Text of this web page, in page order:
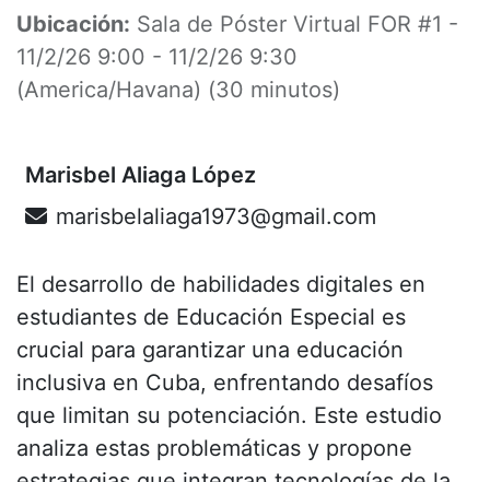
Ubicación: Sala de Póster Virtual FOR #1 -
11/2/26 9:00 - 11/2/26 9:30
(America/Havana) (30 minutos)
Marisbel Aliaga López
marisbelaliaga1973@gmail.com
El desarrollo de habilidades digitales en
estudiantes de Educación Especial es
crucial para garantizar una educación
inclusiva en Cuba, enfrentando desafíos
que limitan su potenciación. Este estudio
analiza estas problemáticas y propone